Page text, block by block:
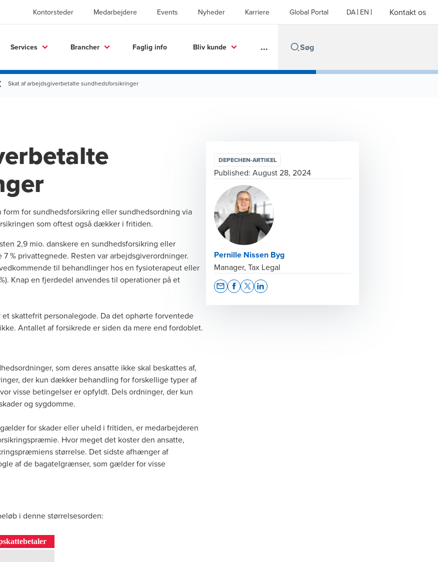
Kontorsteder Medarbejdere Events Nyheder Karriere Global Portal DA EN Kontakt os
Services Brancher Faglig info Bliv kunde ...
Skat af arbejdsgiverbetalte sundhedsforsikringer
for sundhedsforsikring eller sundhedsordning via
som oftest også dækker i fritiden.
2,9 mio. danskere en sundhedsforsikring eller
% privattegnede. Resten var arbejdsgiverordninger.
til behandlinger hos en fysioterapeut eller
Knap en fjerdedel anvendes til operationer på et
skattefrit personalegode. Da det ophørte forventede
Antallet af forsikrede er siden da mere end fordoblet.
som deres ansatte ikke skal beskattes af,
der kun dækker behandling for forskellige typer af
visse betingelser er opfyldt. Dels ordninger, der kun
og sygdomme.
for skader eller uheld i fritiden, er medarbejderen
Hvor meget det koster den ansatte,
størrelse. Det sidste afhænger af
af de bagatelgrænser, som gælder for visse
i denne størrelsesorden:
DEPECHEN-ARTIKEL
Published: August 28, 2024
Pernille Nissen Byg
Manager, Tax Legal